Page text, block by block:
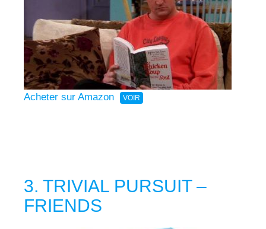
Acheter sur Amazon
3. TRIVIAL PURSUIT –
FRIENDS